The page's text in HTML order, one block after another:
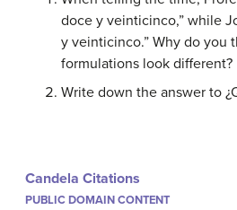
doce y veinticinco,” while
y veinticinco.” Why do you
formulations look different?
Write down the answer to
Candela Citations
PUBLIC DOMAIN CONTENT